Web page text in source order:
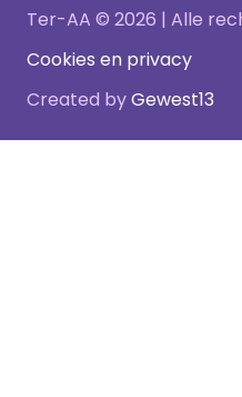
Ter-AA © 2026 | Alle
Cookies en privacy
Created byGewest13